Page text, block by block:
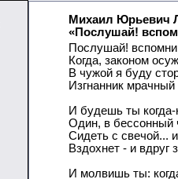
Михаил Юрьевич
«Послушай!
Послушай!
Когда, законом
В чужой я буду
Изгнанник
И будешь ты
Один, в бессонный
Сидеть с свечой...
Вздохнет - и вдруг
И молвишь ты: